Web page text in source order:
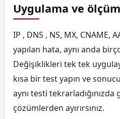
Uygulama ve
IP , DNS , NS, MX, CNAME,
yapılan hata, aynı anda
Değişiklikleri tek tek
kısa bir test yapın ve
aynı testi tekrarladığınızda
çözümlerden ayırırsınız.